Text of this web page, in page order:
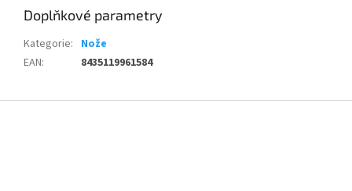
Doplňkové parametry
Kategorie: Nože
EAN: 8435119961584